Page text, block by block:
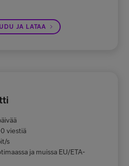
JA LATAA
viestiä
s
ja muissa EU/ETA-